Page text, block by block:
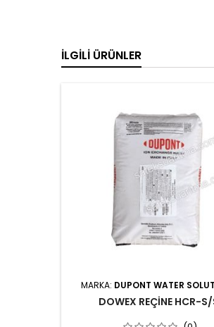
İLGILI ÜRÜNLER
MARKA: DUPONT WATER
DOWEX REÇİNE HCR-